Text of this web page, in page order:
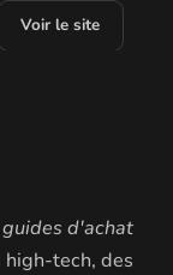
Voir le site
d'achat
tech, des